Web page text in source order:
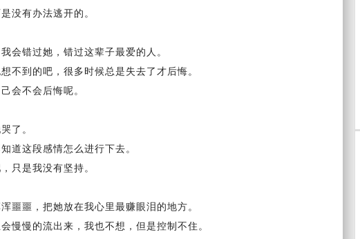
没有办法逃开的。
会错过她，错过这辈子最爱的人。
不到的吧，很多时候总是失去了才后悔。
己会不会后悔呢。
哭了 。
道这段感情怎么进行下去。
只是我没有坚持。
噩噩，把她放在我心里最赚眼泪 的地方。
慢慢的流出来，我也不想，但是控制不住。